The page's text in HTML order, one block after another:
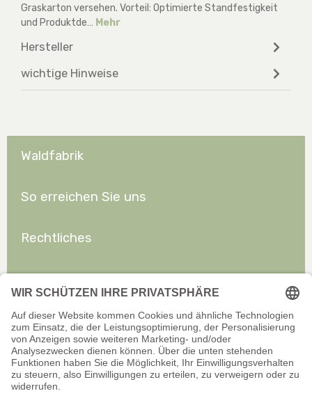
Graskarton versehen. Vorteil: Optimierte Standfestigkeit
und Produktde… Mehr
Hersteller
wichtige Hinweise
Waldfabrik
So erreichen Sie uns
Rechtliches